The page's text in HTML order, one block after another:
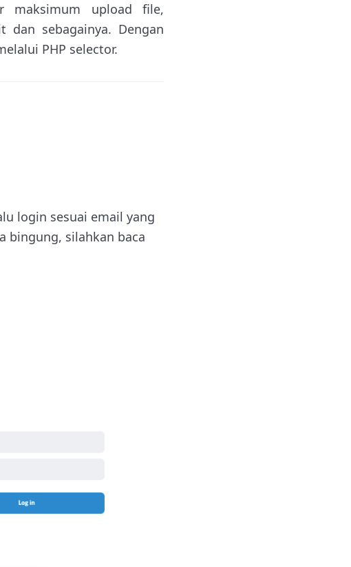
maksimum upload file,
sebagainya. Dengan
PHP selector.
login sesuai email yang
bingung, silahkan baca